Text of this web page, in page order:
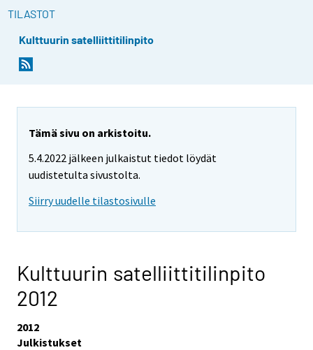
TILASTOT
Kulttuurin satelliittitilinpito
Tämä sivu on arkistoitu.
5.4.2022 jälkeen julkaistut tiedot löydät
uudistetulta sivustolta.
Siirry uudelle tilastosivulle
Kulttuurin satelliittitilinpito
2012
2012
Julkistukset